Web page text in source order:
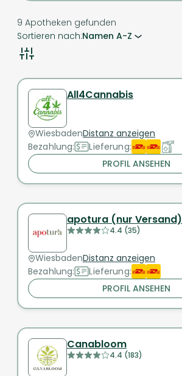
9 Apotheken gefunden
Sortieren nach:Namen A-Z
All4Cannabis
WiesbadenDistanz anzeigen
Bezahlung:
Lieferung:
PROFIL ANSEHEN
apotura (nur Versand)
4.4 (35)
WiesbadenDistanz anzeigen
Bezahlung:
Lieferung:
PROFIL ANSEHEN
Canabloom
4.4 (183)